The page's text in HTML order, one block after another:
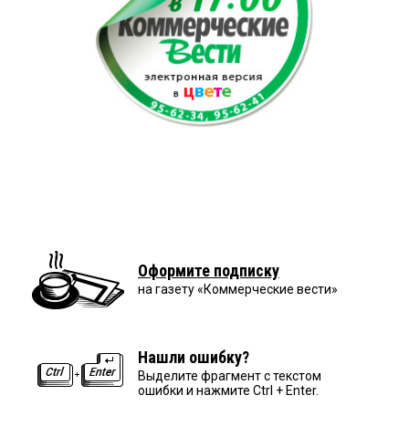
Оформите подписку
на газету «Коммерческие вести»
Нашли ошибку?
Выделите фрагмент с текстом
ошибки и нажмите Ctrl + Enter.